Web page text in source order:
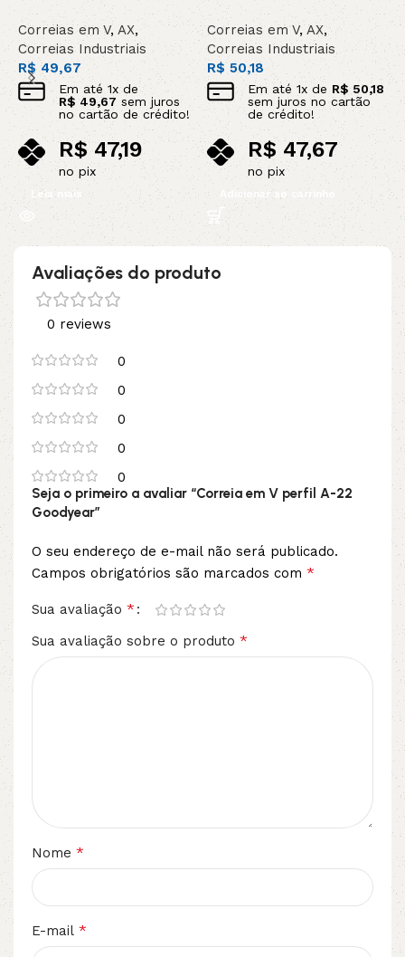
Correias em V, AX,
Correias Industriais
R$49,67
Em até 1x de
R$ 49,67 sem juros
no cartão de crédito!
R$47,19
no pix
Leia mais
Correias em V,AX,
Correias Industriais
R$50,18
Em até 1x de R$50,18
sem juros no cartão
de crédito!
R$47,67
no pix
Adicionar ao carrinho
Avaliações do produto
0 reviews
0
0
0
0
0
Seja o primeiro a avaliar “Correia em V perfil A-22
Goodyear”
O seu endereço de e-mail não será publicado.
Campos obrigatórios são marcados com *
Sua avaliação *
Sua avaliação sobre o produto *
Nome *
E-mail *